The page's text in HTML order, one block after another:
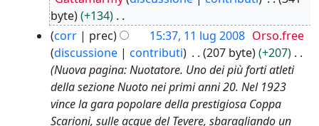
s
u
n
o
g
g
e
byte
+134
N
e
s
s
u
n
corr prec 15:37, 11 lug 2008 Orso.free
discussione
contributi 207 byte
+207
Nuova pagina: Nuotatore. Uno dei più forti atleti
della sezione Nuoto nei primi anni 20. Nel 1923
vince la gara popolare della prestigiosa Coppa
Scarioni, sulle acque del Tevere, sbaragliando un